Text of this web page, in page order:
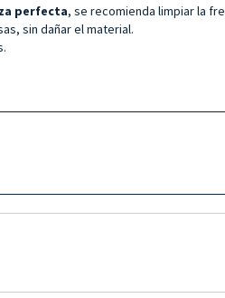
perfecta, se recomienda limpiar la
sin dañar el material.